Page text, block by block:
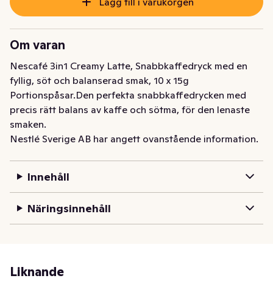
Om varan
Nescafé 3in1 Creamy Latte, Snabbkaffedryck med en
fyllig, söt och balanserad smak, 10 x 15g
Portionspåsar.Den perfekta snabbkaffedrycken med
precis rätt balans av kaffe och sötma, för den lenaste
smaken.
Nestlé Sverige AB har angett ovanstående information.
Innehåll
Näringsinnehåll
Liknande